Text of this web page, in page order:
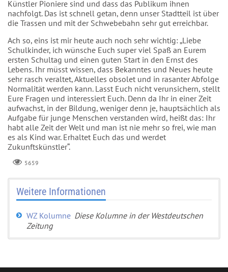
Künstler Pioniere sind und dass das Publikum ihnen
nachfolgt. Das ist schnell getan, denn unser Stadtteil ist über
die Trassen und mit der Schwebebahn sehr gut erreichbar.
Ach so, eins ist mir heute auch noch sehr wichtig: „Liebe
Schulkinder, ich wünsche Euch super viel Spaß an Eurem
ersten Schultag und einen guten Start in den Ernst des
Lebens. Ihr müsst wissen, dass Bekanntes und Neues heute
sehr rasch veraltet, Aktuelles obsolet und in rasanter Abfolge
Normalität werden kann. Lasst Euch nicht verunsichern, stellt
Eure Fragen und interessiert Euch. Denn da Ihr in einer Zeit
aufwachst, in der Bildung, weniger denn je, hauptsächlich als
Aufgabe für junge Menschen verstanden wird, heißt das: Ihr
habt alle Zeit der Welt und man ist nie mehr so frei, wie man
es als Kind war. Erhaltet Euch das und werdet
Zukunftskünstler“.
5659
Weitere Informationen
WZ Kolumne Diese Kolumne in der Westdeutschen
Zeitung